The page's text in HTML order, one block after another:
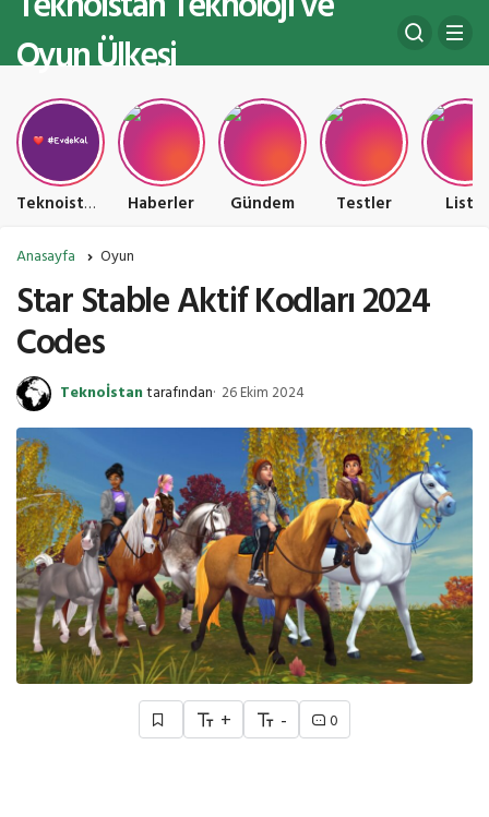
Oyun Ülkesi
Teknoistan Teknoloji ve Oyun Ülkesi Haberler Gündem Testler Liste
Anasayfa Oyun
Star Stable Aktif Kodları 2024
Codes
Teknoİstantarafından 26 Ekim 2024
+ - 0